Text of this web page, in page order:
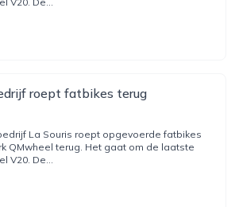
roept fatbikes terug
La Souris roept opgevoerde fatbikes
QMwheel terug. Het gaat om de laatste
V20. De...